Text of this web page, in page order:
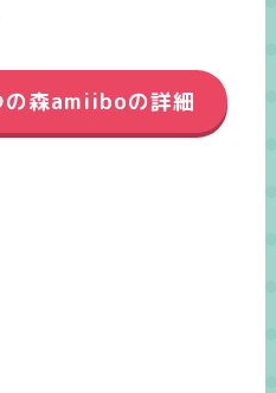
の森amiiboの詳細